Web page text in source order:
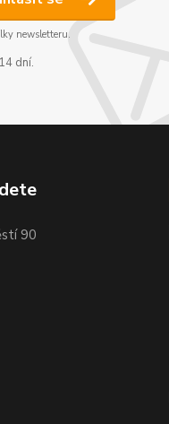
newsletteru.
dní.
90